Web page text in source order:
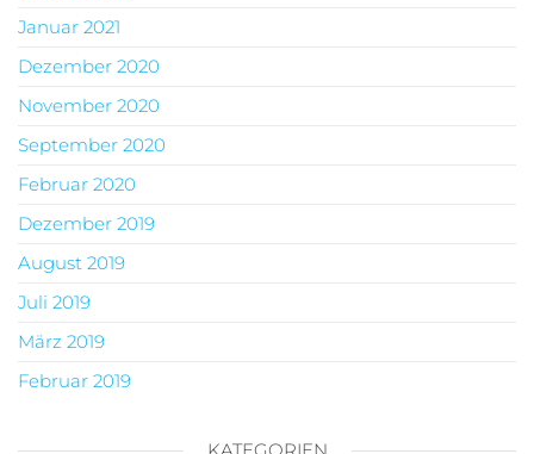
Januar 2021
Dezember 2020
November 2020
September 2020
Februar 2020
Dezember 2019
August 2019
Juli 2019
März 2019
Februar 2019